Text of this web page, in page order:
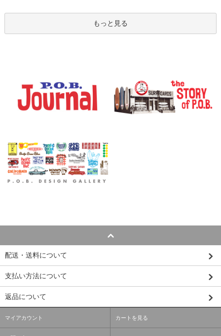
もっと見る
配送・送料について
支払い方法について
返品について
マイアカウント カートを見る